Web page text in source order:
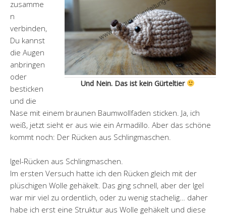
Und Nein. Das ist kein Gürteltier
zusamme
n
verbinden,
Du kannst
die Augen
anbringen
oder
besticken
und die
Nase mit einem braunen Baumwollfaden sticken. Ja, ich
weiß, jetzt sieht er aus wie ein Armadillo. Aber das schöne
kommt noch: Der Rücken aus Schlingmaschen.
Igel-Rücken aus Schlingmaschen.
Im ersten Versuch hatte ich den Rücken gleich mit der
plüschigen Wolle gehäkelt. Das ging schnell, aber der Igel
war mir viel zu ordentlich, oder zu wenig stachelig… daher
habe ich erst eine Struktur aus Wolle gehäkelt und diese